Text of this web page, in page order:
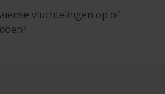
vluchtelingen op of